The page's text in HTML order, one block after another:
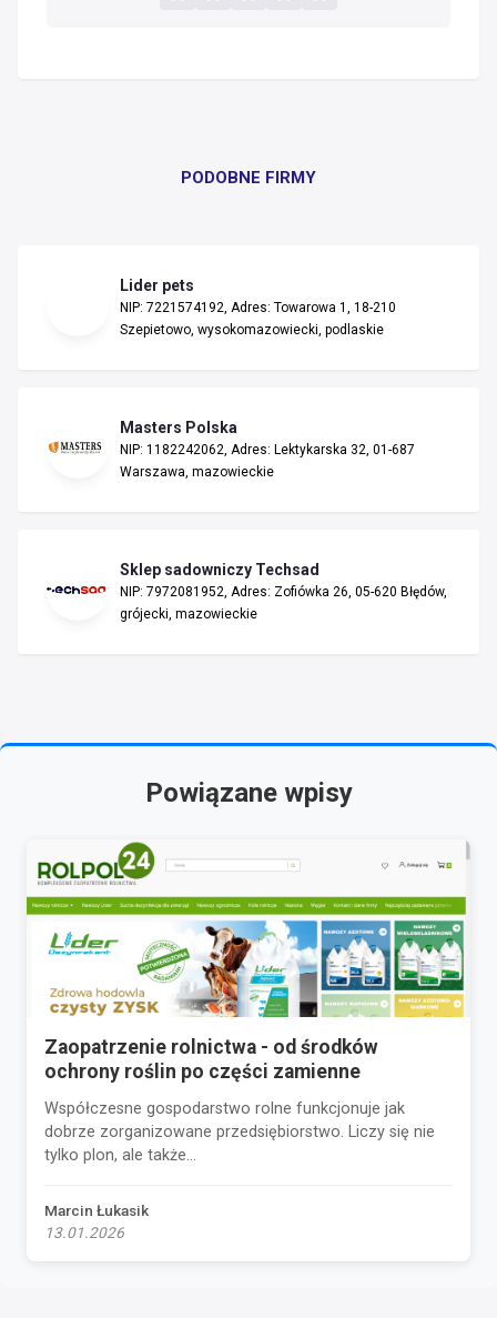
PODOBNE FIRMY
Lider pets
NIP: 7221574192, Adres: Towarowa 1, 18-210
Szepietowo, wysokomazowiecki, podlaskie
Masters Polska
NIP: 1182242062, Adres: Lektykarska 32, 01-687
Warszawa, mazowieckie
Sklep sadowniczy Techsad
NIP: 7972081952, Adres: Zofiówka 26, 05-620 Błędów,
grójecki, mazowieckie
Powiązane wpisy
Zaopatrzenie rolnictwa - od środków
ochrony roślin po części zamienne
Współczesne gospodarstwo rolne funkcjonuje jak
dobrze zorganizowane przedsiębiorstwo. Liczy się nie
tylko plon, ale także...
Marcin Łukasik
13.01.2026